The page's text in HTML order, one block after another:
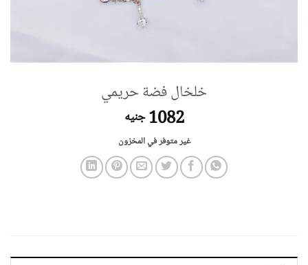
خلخال فضة حريمي
1082 جنيه
غير متوفر في المخزون